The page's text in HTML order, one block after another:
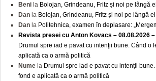
Beni la Bolojan, Grindeanu, Fritz și noi pe lângă ei
Dan la Bolojan, Grindeanu, Fritz și noi pe lângă ei
Dan la Politehnica, examen în deplasare:
Revista presei cu Anton Kovacs – 08.08.2026
Drumul spre iad e pavat cu intenţii bune. Când o
aplicată ca o armă politică
Nume la Drumul spre iad e pavat cu intenţii
fond e aplicată ca o armă politică